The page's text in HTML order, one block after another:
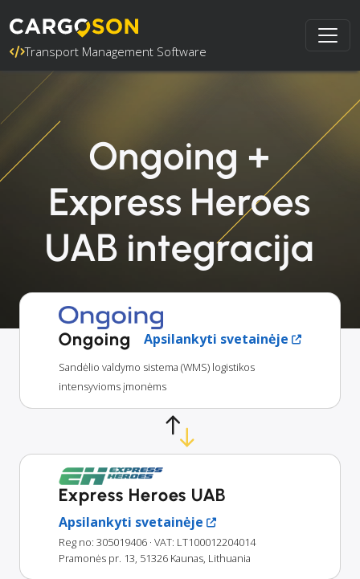
Transport Management Software
Ongoing +
Express Heroes
UAB integracija
Ongoing Apsilankyti svetainėje
Sandėlio valdymo sistema (WMS) logistikos
intensyvioms įmonėms
Express Heroes UAB
Apsilankyti svetainėje
Reg no: 305019406 · VAT: LT100012204014
Pramonės pr. 13, 51326 Kaunas, Lithuania